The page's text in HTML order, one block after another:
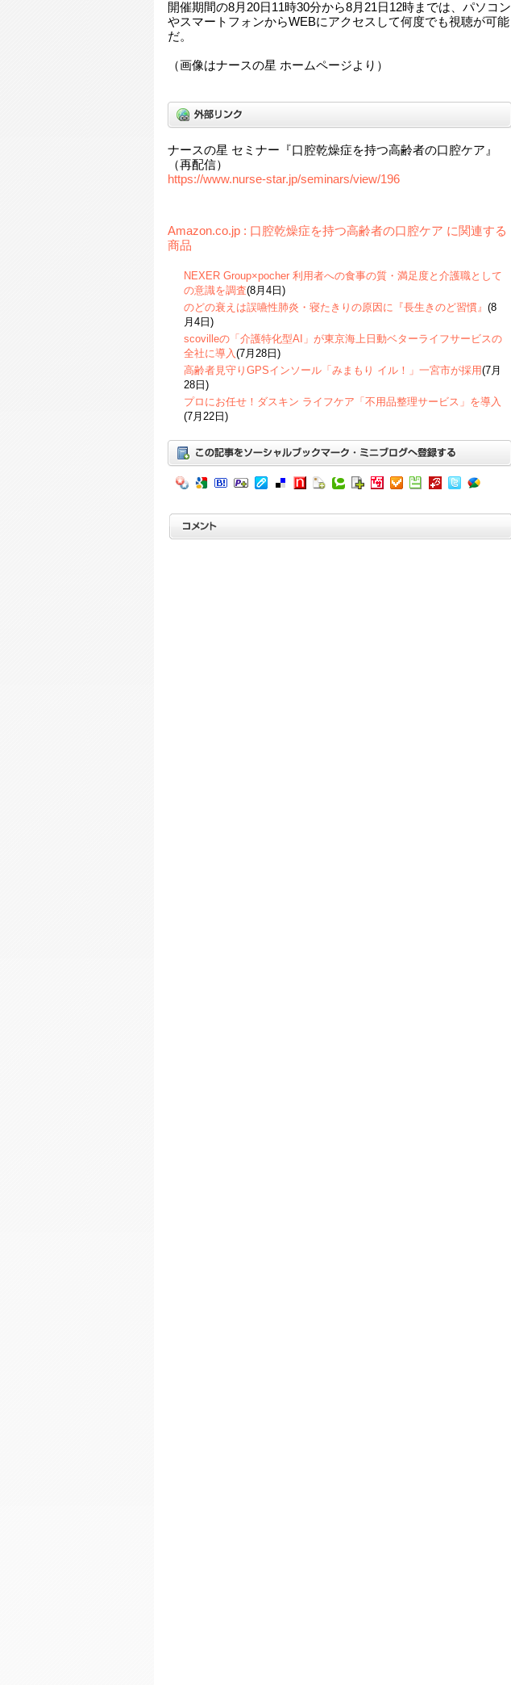
開催期間の8月20日11時30分から8月21日12時までは、パソコン
やスマートフォンからWEBにアクセスして何度でも視聴が可能
だ。
（画像はナースの星 ホームページより）
ナースの星 セミナー『口腔乾燥症を持つ高齢者の口腔ケア』
（再配信）
https://www.nurse-star.jp/seminars/view/196
Amazon.co.jp : 口腔乾燥症を持つ高齢者の口腔ケア に関連する
商品
NEXER Group×pocher 利用者への食事の質・満足度と介護職として
の意識を調査(8月4日)
のどの衰えは誤嚥性肺炎・寝たきりの原因に『長生きのど習慣』 (8
月4日)
scovilleの「介護特化型AI」が東京海上日動ベターライフサービスの
全社に導入(7月28日)
高齢者見守りGPSインソール「みまもり イル！」一宮市が採用(7月
28日)
プロにお任せ！ダスキン ライフケア「不用品整理サービス」を導入
(7月22日)